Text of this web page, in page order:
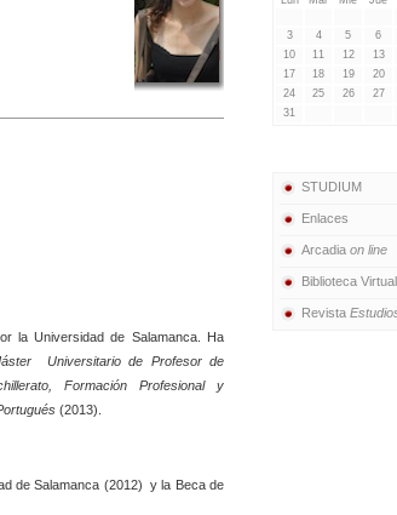
la Universidad de Salamanca. Ha
Universitario de Profesor de
Formación Profesional y
(2013).
de Salamanca (2012) y la Beca de
STUDIUM
Enlaces
Arcadia on line
Biblioteca
Revista